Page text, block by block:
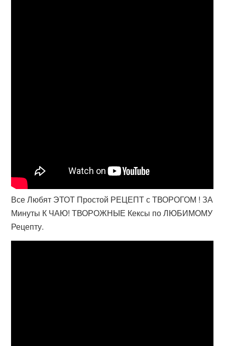
Все Любят ЭТОТ Простой РЕЦЕПТ с ТВОРОГОМ ! ЗА
Минуты К ЧАЮ! ТВОРОЖНЫЕ Кексы по ЛЮБИМОМУ
Рецепту.